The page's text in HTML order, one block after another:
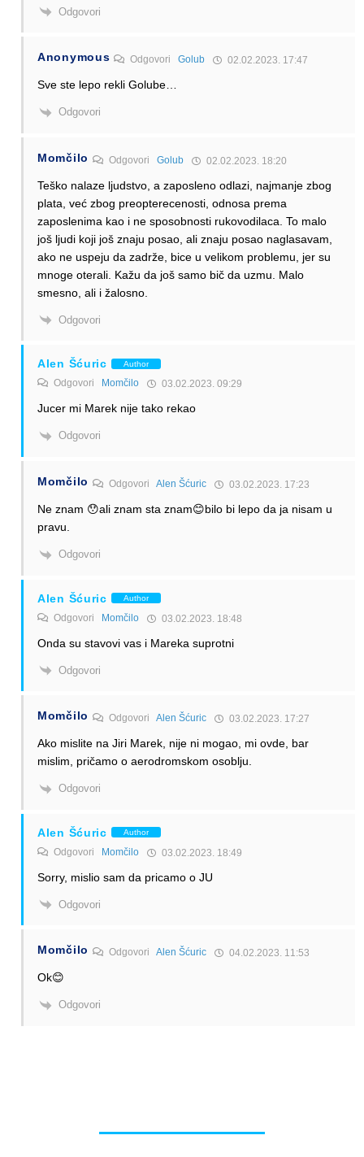
Odgovori
Anonymous OdgovoriGolub 02.02.2023. 17:47
Sve ste lepo rekli Golube…
Odgovori
Momčilo Odgovori Golub 02.02.2023. 18:20
Teško nalaze ljudstvo, a zaposleno odlazi, najmanje zbog
plata, već zbog preopterecenosti, odnosa prema
zaposlenima kao i ne sposobnosti rukovodilaca. To malo
još ljudi koji još znaju posao, ali znaju posao naglasavam,
ako ne uspeju da zadrže, bice u velikom problemu, jer su
mnoge oterali. Kažu da još samo bič da uzmu. Malo
smesno, ali i žalosno.
Odgovori
Alen Šćuric Author
Odgovori Momčilo 03.02.2023. 09:29
Jucer mi Marek nije tako rekao
Odgovori
Momčilo Odgovori Alen Šćuric 03.02.2023. 17:23
Ne znam 😯ali znam sta znam😊bilo bi lepo da ja nisam u
pravu.
Odgovori
Alen Šćuric Author
Odgovori Momčilo 03.02.2023. 18:48
Onda su stavovi vas i Mareka suprotni
Odgovori
Momčilo Odgovori Alen Šćuric 03.02.2023. 17:27
Ako mislite na Jiri Marek, nije ni mogao, mi ovde, bar
mislim, pričamo o aerodromskom osoblju.
Odgovori
Alen Šćuric Author
Odgovori Momčilo 03.02.2023. 18:49
Sorry, mislio sam da pricamo o JU
Odgovori
Momčilo Odgovori Alen Šćuric 04.02.2023. 11:53
Ok😊
Odgovori